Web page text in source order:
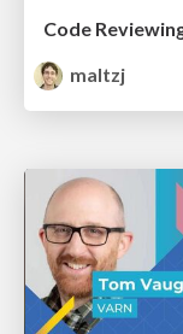
Code
maltzj